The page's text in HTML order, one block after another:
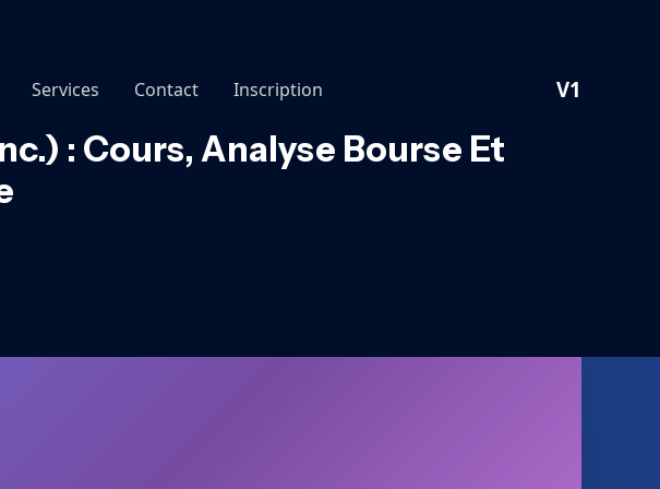
Services Contact Inscription V1
: Cours, Analyse Bourse Et